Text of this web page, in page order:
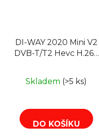
DI-WAY 2020 Mini V2
DVB-T/T2 Hevc H.265
Skladem (>5 ks)
DO KOŠÍKU